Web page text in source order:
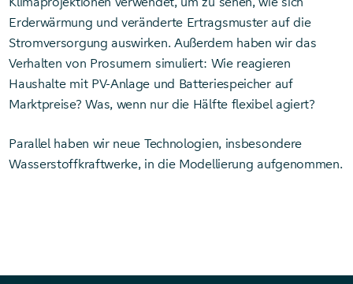
Erderwärmung und veränderte Ertragsmuster auf die
Stromversorgung auswirken. Außerdem haben wir das
Verhalten von Prosumern simuliert: Wie reagieren
Haushalte mit PV-Anlage und Batteriespeicher auf
Marktpreise? Was, wenn nur die Hälfte flexibel agiert?
Parallel haben wir neue Technologien, insbesondere
Wasserstoffkraftwerke, in die Modellierung aufgenommen.